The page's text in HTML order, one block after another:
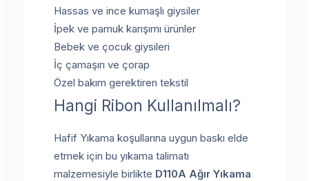
Hassas ve ince kumaşlı giysiler
İpek ve pamuk karışımı ürünler
Bebek ve çocuk giysileri
İç çamaşırı ve çorap
Özel bakım gerektiren tekstil
Hangi Ribon Kullanılmalı?
Hafif Yıkama koşullarına uygun baskı elde
etmek için bu yıkama talimatı
malzemesiyle birlikte D110A Ağır Yıkama